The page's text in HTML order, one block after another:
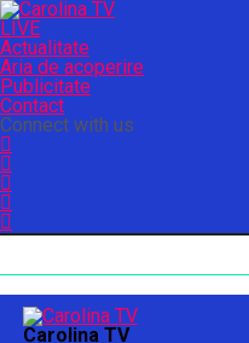
LIVE
Actualitate
Aria de acoperire
Publicitate
Contact
Connect with us
Carolina TV